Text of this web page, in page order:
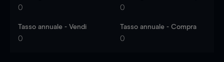
0 0
Tasso annuale - Vendi
0
Tasso annuale - Compra
0